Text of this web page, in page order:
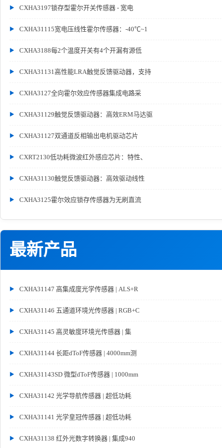
CXHA3197锁存型霍尔开关传感器 - 宽电
CXHA31115宽电压线性霍尔传感器：-40℃~1
CXHA3188每2个温度开关有4个开漏有源低
CXHA31131高性能LRA触觉反馈驱动器，支持
CXHA3127全向霍尔效应传感器集成电路采
CXHA31129触觉反馈驱动器：高效ERM马达驱
CXHA31127双通道反相输出电机驱动芯片
CXRT2130低功耗微波红外感应芯片：特性、
CXHA31130触觉反馈驱动器：高效驱动线性
CXHA3125霍尔效应锁存传感器为无刷直流
最新产品
CXHA31147 高集成度光学传感器 | ALS+R
CXHA31146 五通道环境光传感器 | RGB+C
CXHA31145 高灵敏度环境光传感器 | 集
CXHA31144 长距dToF传感器 | 4000mm测
CXHA31143SD 微型dToF传感器 | 1000mm
CXHA31142 光学导航传感器 | 超低功耗
CXHA31141 光学皇冠传感器 | 超低功耗
CXHA31138 红外光数字转换器 | 集成940